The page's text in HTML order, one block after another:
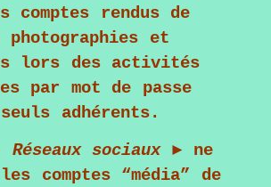
comptes rendus de
photographies et
lors des activités
par mot de passe
adhérents.
Réseaux sociaux► ne
comptes “média” de